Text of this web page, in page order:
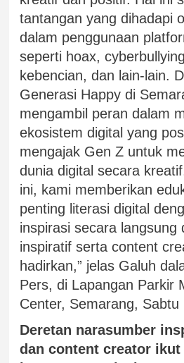
tantangan yang dihadapi
dalam penggunaan
seperti hoax,
kebencian, dan lain-lain.
Generasi Happy di
mengambil peran dalam
ekosistem digital yang
mengajak Gen Z untuk
dunia digital secara
ini, kami memberikan
penting literasi digital
inspirasi secara langsung
inspiratif serta content
hadirkan,” jelas Galuh
Pers, di Lapangan Parkir
Center, Semarang, Sabtu
Deretan narasumber
dan content creator ikut